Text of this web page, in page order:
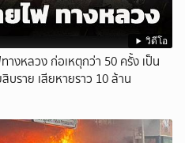
วิดีโอ
างหลวง ก่อเหตุกว่า 50 ครั้ง เป็น
บราย เสียหายราว 10 ล้าน